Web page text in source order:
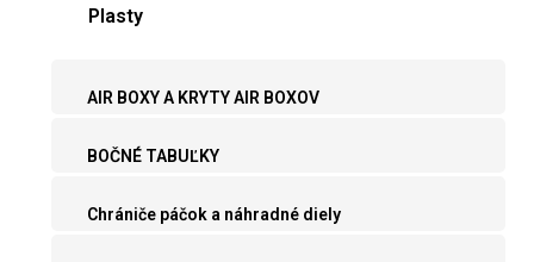
Plasty
AIR BOXY A KRYTY AIR BOXOV
BOČNÉ TABUĽKY
Chrániče páčok a náhradné diely